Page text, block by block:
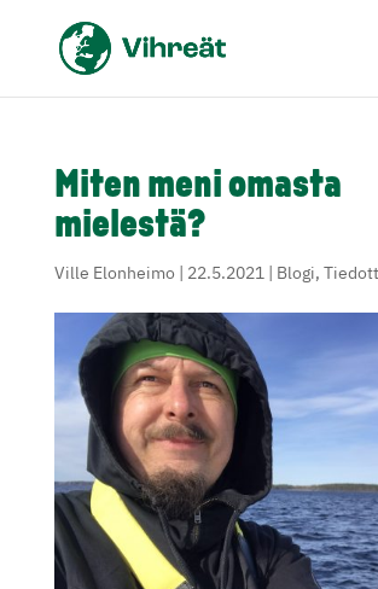
Miten meni omasta
mielestä?
Ville Elonheimo | 22.5.2021| Blogi,